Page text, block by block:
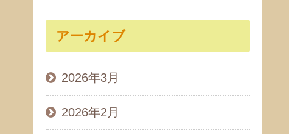
アーカイブ
2026年3月
2026年2月